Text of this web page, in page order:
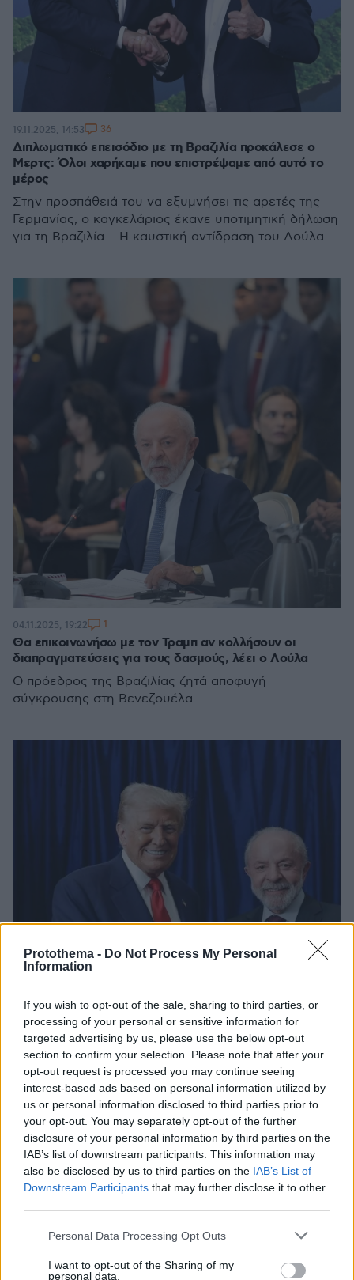
Protothema - Do Not Process My Personal
Information
If you wish to opt-out of the sale, sharing to third parties, or
processing of your personal or sensitive information for
targeted advertising by us, please use the below opt-out
section to confirm your selection. Please note that after your
opt-out request is processed you may continue seeing
interest-based ads based on personal information utilized by
us or personal information disclosed to third parties prior to
your opt-out. You may separately opt-out of the further
disclosure of your personal information by third parties on the
IAB’s list of downstream participants. This information may
also be disclosed by us to third parties on the IAB’s List of
Downstream Participants that may further disclose it to other
Please note that this website/app uses one or more Google
not limited to your visit or usage behaviour. You may click to
Personal Data Processing Opt Outs
I want to opt-out of the Sharing of my
personal data.
Διπλωματικό επεισόδιο με τη Βραζιλία προκάλεσε ο
Μερτς: Όλοι χαρήκαμε που επιστρέψαμε από αυτό το
μέρος
Στην προσπάθειά του να εξυμνήσει τις αρετές της
Γερμανίας, ο καγκελάριος έκανε υποτιμητική δήλωση
για τη Βραζιλία – Η καυστική αντίδραση του Λούλα
19.11.2025, 14:53 36
Θα επικοινωνήσω με τον Τραμπ αν κολλήσουν οι
διαπραγματεύσεις για τους δασμούς, λέει ο Λούλα
Ο πρόεδρος της Βραζιλίας ζητά αποφυγή
σύγκρουσης στη Βενεζουέλα
04.11.2025, 19:22 1
ΗΠΑ και Βραζιλία αρχίζουν επαφές για τους δασμούς
και τις κυρώσεις
Θετική η συνάντηση με τον Τραμπ, δήλωσε ο Λούλα
ντα Σίλβα - Στο περιθώριο των εργασιών της ASEAN
στη Μαλαισία
26.10.2025, 17:20